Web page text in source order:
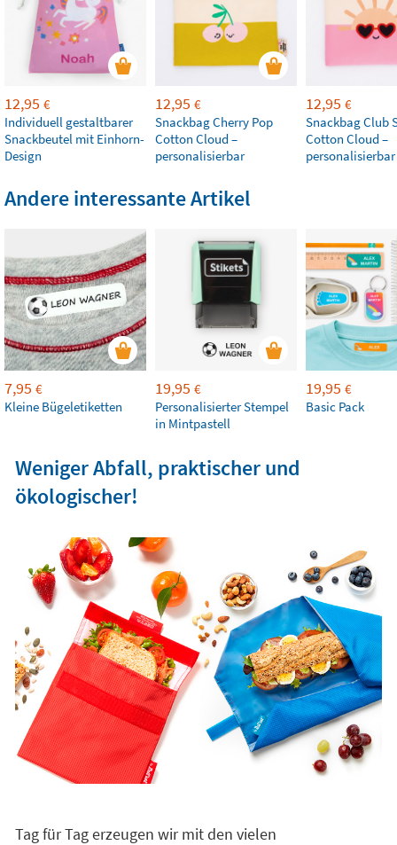
12,95 €
Individuell gestaltbarer
Snackbeutel mit Einhorn-
Design
12,95 €
Snackbag Cherry Pop
Cotton Cloud –
personalisierbar
12,95 €
Snackbag Club
Cotton Cloud –
personalisierbar
Andere interessante Artikel
7,95 €
Kleine Bügeletiketten
19,95 €
Personalisierter Stempel
in Mintpastell
19,95 €
Basic Pack
Weniger Abfall, praktischer und
ökologischer!
Tag für Tag erzeugen wir mit den vielen